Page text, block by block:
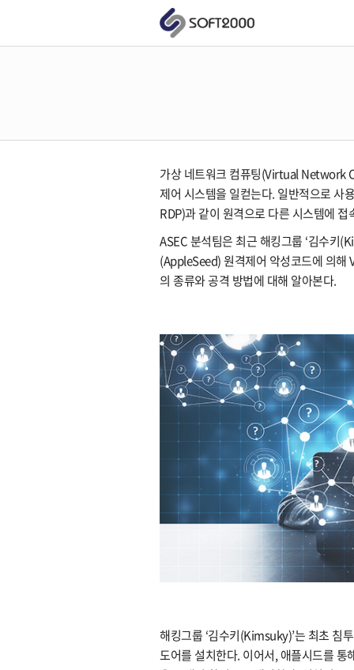
가상 네트워크 컴퓨팅(Virtual Network
제어 시스템을 일컫는다. 일반적으로
RDP)과 같이 원격으로 다른 시스템에
ASEC 분석팀은 최근 해킹그룹 ‘김수키
(AppleSeed) 원격제어 악성코드에 의해
의 종류와 공격 방법에 대해 알아본다.
해킹그룹 ‘김수키(Kimsuky)’는 최초 침
도어를 설치한다. 이어서, 애플시드를